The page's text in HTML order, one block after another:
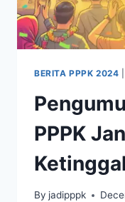
BERITA PPPK 2024
PPPK
By jadipppk